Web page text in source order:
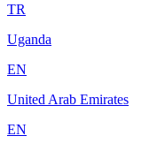
TR
Uganda
EN
United Arab Emirates
EN